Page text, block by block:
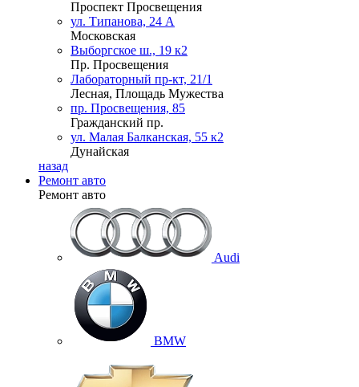
Проспект Просвещения
ул. Типанова, 24 А
Московская
Выборгское ш., 19 к2
Пр. Просвещения
Лабораторный пр-кт, 21/1
Лесная, Площадь Мужества
пр. Просвещения, 85
Гражданский пр.
ул. Малая Балканская, 55 к2
Дунайская
назад
Ремонт авто
Ремонт авто
Audi
BMW